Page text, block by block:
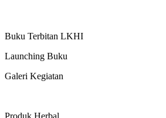
Buku Terbitan LKHI
Launching Buku
Galeri Kegiatan